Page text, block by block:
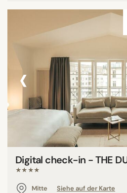
‹
Digital check-in - THE
★★★★
Mitte
Siehe auf der Karte